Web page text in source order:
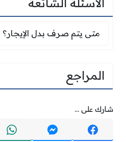
الأسئلة الشائعة
متى يتم صرف بدل الإيجار؟
متى يتم صرف بدل الإيجار؟
المراجع
شارك على ...